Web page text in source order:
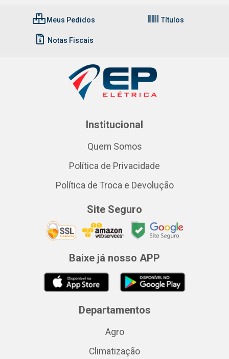
Meus Pedidos Títulos
Notas Fiscais
Institucional
Quem Somos
Política de Privacidade
Política de Troca e Devolução
Site Seguro
Baixe já nosso APP
Departamentos
Agro
Climatização